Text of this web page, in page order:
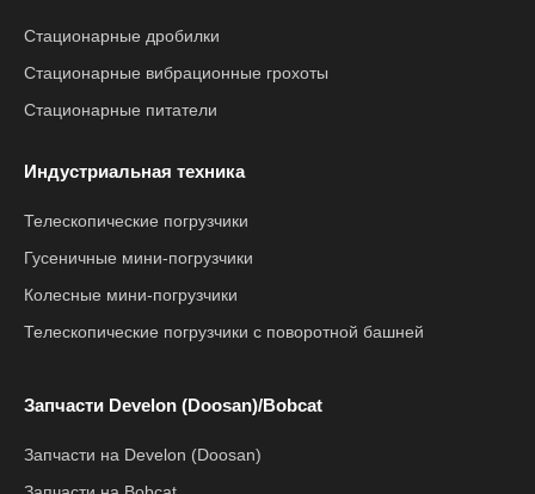
Стационарные дробилки
Стационарные вибрационные грохоты
Стационарные питатели
Индустриальная техника
Телескопические погрузчики
Гусеничные мини-погрузчики
Колесные мини-погрузчики
Телескопические погрузчики с поворотной башней
Запчасти Develon (Doosan)/Bobcat
Запчасти на Develon (Doosan)